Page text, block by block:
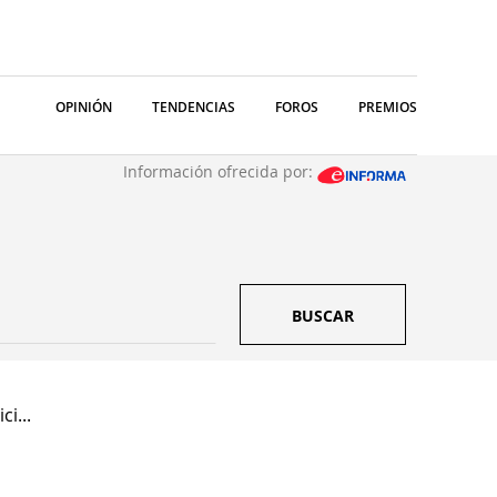
OPINIÓN TENDENCIAS FOROS PREMIOS
Información ofrecida por:
BUSCAR